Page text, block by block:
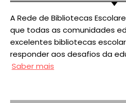
A Rede de Bibliotecas
que todas as comunidades
excelentes bibliotecas
responder aos desafios da
Saber mais